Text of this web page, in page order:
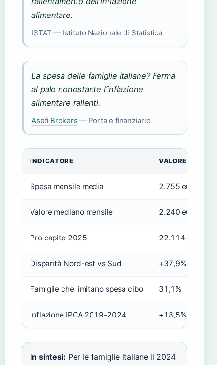
alimentare.
ISTAT — Istituto Nazionale di Statistica
La spesa delle famiglie italiane? Ferma
al palo nonostante l’inflazione
alimentare rallenti.
Asefi Brokers — Portale finanziario
INDICATORE VALORE
Spesa mensile media 2.755 euro
Valore mediano mensile 2.240 euro
Pro capite 2025 22.114 euro
Disparità Nord-est vs Sud +37,9%
Famiglie che limitano spesa cibo 31,1%
Inflazione IPCA 2019-2024 +18,5%
In sintesi: Per le famiglie italiane il 2024